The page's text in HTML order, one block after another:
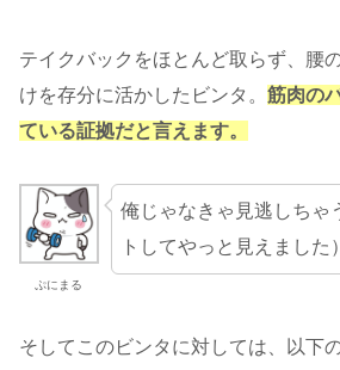
テイクバックをほとんど取らず、腰
けを存分に活かしたビンタ。 筋肉の
ている証拠だと言えます。
ぷにまる
俺じゃなきゃ見逃しちゃ
トしてやっと見えました）
そしてこのビンタに対しては、以下